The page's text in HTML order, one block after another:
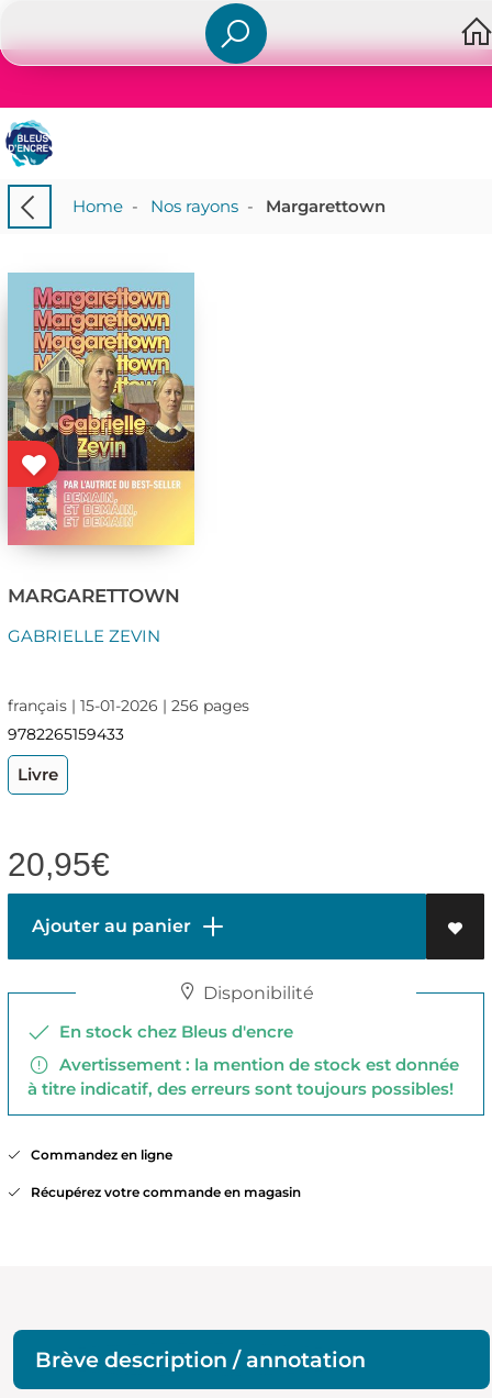
Home- Nos rayons- Margarettown
MARGARETTOWN
GABRIELLE ZEVIN
français | 15-01-2026 | 256 pages
9782265159433
Livre
20,95€
Ajouter au panier
Disponibilité
En stock chez Bleus d'encre
Avertissement : la mention de stock est donnée
à titre indicatif, des erreurs sont toujours possibles!
Commandez en ligne
Récupérez votre commande en magasin
Brève description / annotation